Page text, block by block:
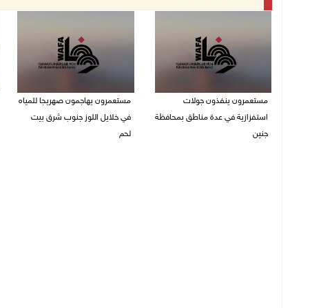
مستعمرون ينفذون جولات
استفزازية في عدة مناطق بمحافظة
جنين
مستعمرون يهاجمون صهريجا للمياه
في خلايل اللوز جنوب شرق بيت
لحم